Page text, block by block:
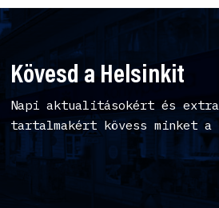
Kövesd a Helsinkit
Napi aktualitásokért és extra
tartalmakért kövess minket a